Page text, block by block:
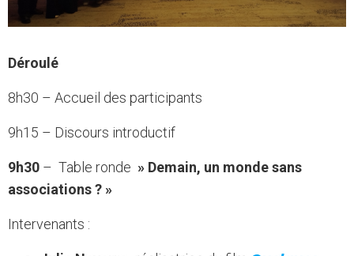
Déroulé
8h30 – Accueil des participants
9h15 – Discours introductif
9h30 – Table ronde » Demain, un monde sans
associations ? »
Intervenants :